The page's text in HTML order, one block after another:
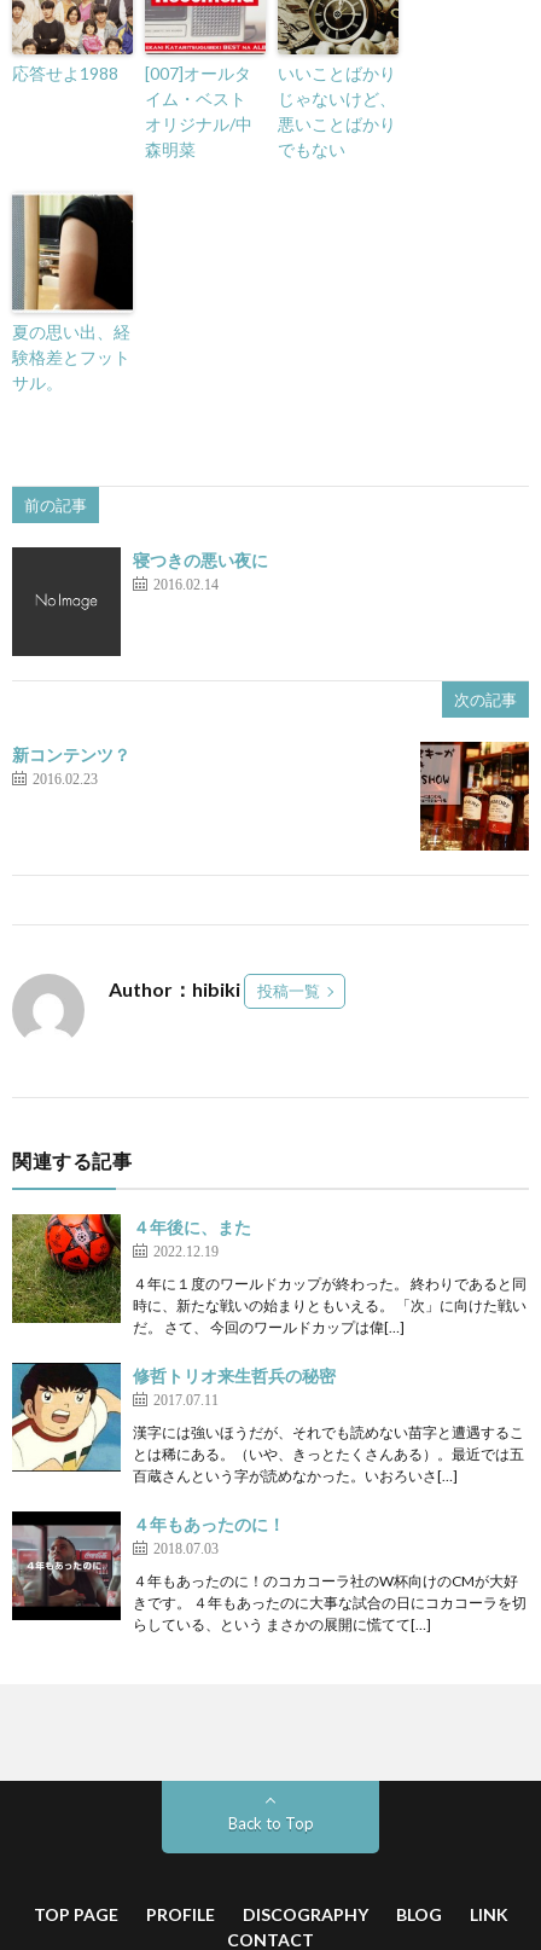
応答せよ1988
[007]オールタ
イム・ベスト
オリジナル/中
森明菜
いいことばかり
じゃないけど、
悪いことばかり
でもない
夏の思い出、経
験格差とフット
サル。
前の記事
寝つきの悪い夜に
2016.02.14
次の記事
新コンテンツ？
2016.02.23
Author：hibiki 投稿一覧
関連する記事
４年後に、また
2022.12.19
４年に１度のワールドカップが終わった。 終わりであると同
時に、新たな戦いの始まりともいえる。 「次」に向けた戦い
だ。 さて、 今回のワールドカップは偉[…]
修哲トリオ来生哲兵の秘密
2017.07.11
漢字には強いほうだが、それでも読めない苗字と遭遇するこ
とは稀にある。（いや、きっとたくさんある）。最近では五
百蔵さんという字が読めなかった。いおろいさ[…]
４年もあったのに！
2018.07.03
４年もあったのに！のコカコーラ社のW杯向けのCMが大好
きです。 ４年もあったのに大事な試合の日にコカコーラを切
らしている、という まさかの展開に慌てて[…]
Back to Top
TOP PAGE PROFILE DISCOGRAPHY BLOG
LINK
CONTACT